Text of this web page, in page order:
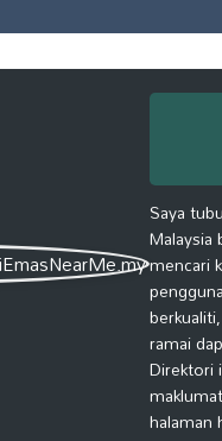
Saya
mencari
ramai
Direktori
halaman